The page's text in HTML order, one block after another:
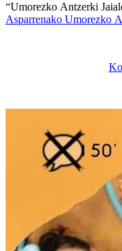
“Umorezko Antzerki
Asparrenako Umorezko